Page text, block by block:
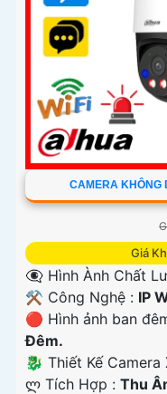
CAMERA KHÔNG
Giá
👁️‍🗨 Hình Ành Chất
⚒ Công Nghệ : IP
🔴 Hình ảnh ban
Ðêm.
🐉️ Thiết Kế Camera
️ლ Tích Hợp : Thu